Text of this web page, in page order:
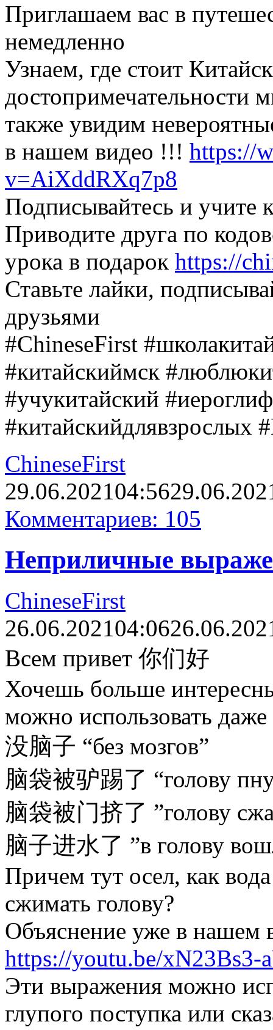
Приглашаем вас в
немедленно
Узнаем, где стоит
достопримечательности
также увидим
в нашем видео !!! https://
v=AiXddRXq7p8
Подписывайтесь и учите
Приводите друга по
урока в подарок https://
Ставьте лайки,
друзьями
#ChineseFirst
#китайскиймск
#учукитайский #иероглиф
#китайскийдлявзрослых
ChineseFirst
29.06.202104:56
Комментариев: 105
Неприличные
ChineseFirst
26.06.202104:06
Всем привет 你们好
Хочешь больше
можно использовать даже
没脑子 “без мозгов”
脑袋被驴踢了 “голову
脑袋被门挤了 ”голову
脑子进水了 ”в голову
Причем тут осел, как
сжимать голову?
Объяснение уже в нашем
https://youtu.be/xN23Bs3-
Эти выражения можно
глупого поступка или